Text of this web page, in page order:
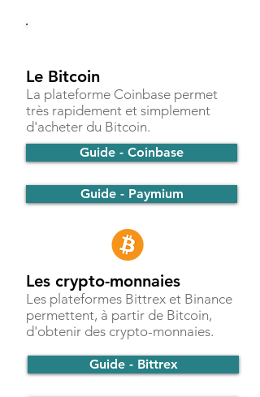
Le Bitcoin
La plateforme Coinbase permet
très rapidement et simplement
d'acheter du Bitcoin.
Guide - Coinbase
Guide - Paymium
Les crypto-monnaies
Les plateformes Bittrex et Binance
permettent, à partir de Bitcoin,
d'obtenir des crypto-monnaies.
Guide - Bittrex